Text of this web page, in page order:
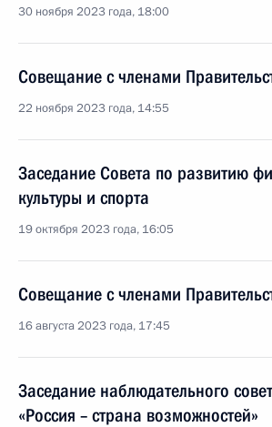
30 ноября 2023 года, 18:00
Совещание с членами
22 ноября 2023 года, 14:55
Заседание Совета по развитию
культуры и спорта
19 октября 2023 года, 16:05
Совещание с членами
16 августа 2023 года, 17:45
Заседание наблюдательного
«Россия – страна возможностей»